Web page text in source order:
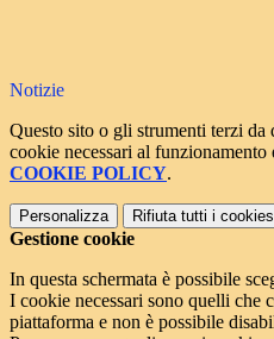
Notizie
Questo sito o gli strumenti terzi
cookie necessari al
COOKIE POLICY.
Personalizza Rifiuta tutti i cookies
Gestione cookie
In questa schermata è possibile
I cookie necessari sono quelli che
piattaforma e non è possibile